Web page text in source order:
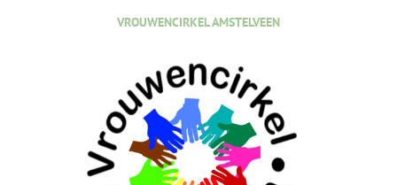
VROUWENCIRKEL AMSTELVEEN